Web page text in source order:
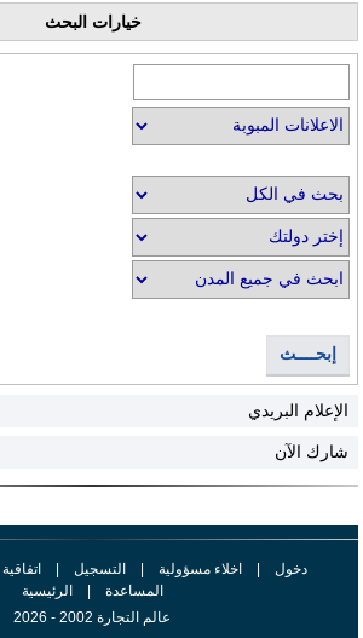
خيارات البحث
إبحــــث
الإعلام البريدي
شارك الآن
دخول | اخلاء مسؤولية | التسجيل |
المساعدة
|
الرئيسية
عالم التجارة 2002 - 2026